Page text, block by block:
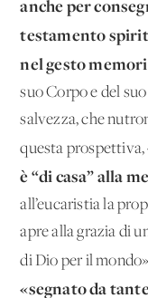
anche per
testamento
nel gesto
suo Corpo e del
salvezza, che
questa
è “di casa” alla
all’eucaristia la
apre alla grazia di
di Dio per il
«segnato da